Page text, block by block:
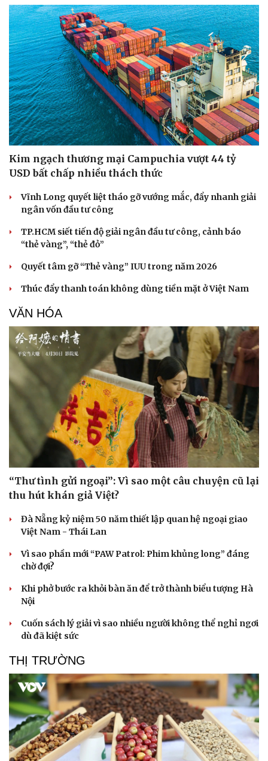
Du lịch
Tư vấn
check-in
Podcast
Cửa sổ tình yêu
Kim ngạch thương mại Campuchia vượt 44 tỷ
USD bất chấp nhiều thách thức
Vĩnh Long quyết liệt tháo gỡ vướng mắc, đẩy nhanh giải
ngân vốn đầu tư công
TP.HCM siết tiến độ giải ngân đầu tư công, cảnh báo
“thẻ vàng”, “thẻ đỏ”
Quyết tâm gỡ “Thẻ vàng” IUU trong năm 2026
Thúc đẩy thanh toán không dùng tiền mặt ở Việt Nam
VĂN HÓA
“Thư tình gửi ngoại”: Vì sao một câu chuyện cũ lại
thu hút khán giả Việt?
Đà Nẵng kỷ niệm 50 năm thiết lập quan hệ ngoại giao
Việt Nam - Thái Lan
Vì sao phần mới “PAW Patrol: Phim khủng long” đáng
chờ đợi?
Khi phở bước ra khỏi bàn ăn để trở thành biểu tượng Hà
Nội
Cuốn sách lý giải vì sao nhiều người không thể nghỉ ngơi
dù đã kiệt sức
THỊ TRƯỜNG